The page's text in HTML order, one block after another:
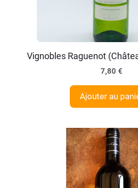
Vignobles Raguenot
7,80 €
Ajouter au